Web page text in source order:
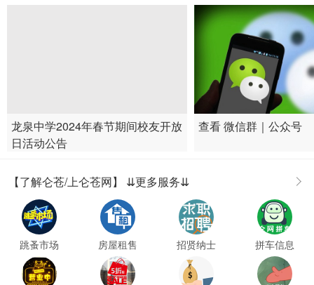
龙泉中学2024年春节期间校友开放
日活动公告
查看 微信群｜公众号
【了解仑苍/上仑苍网】 ⇊更多服务⇊
跳蚤市场 房屋租售 招贤纳士 拼车信息